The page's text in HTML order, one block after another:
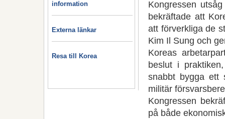
information
Externa länkar
Resa till Korea
Kongressen
bekräftade att
att förverkliga de
Kim Il Sung och
Koreas
beslut i
snabbt bygga ett
militär
Kongressen
på både